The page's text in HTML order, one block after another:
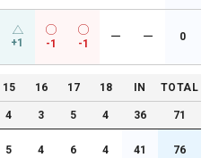
+1 -1 -1
ー ー 0
15 16 17 18 IN TOTAL
4 3 5 4 36 71
5 4 6 4 41 76